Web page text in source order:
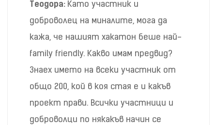
Теодора: Като участник и
доброволец на миналите, мога да
кажа, че нашият хакатон беше най-
family friendly. Какво имам предвид?
Знаех името на всеки участник от
общо 200, кой в коя стая е и какъв
проект прави. Всички участници и
доброволци по някакъв начин се